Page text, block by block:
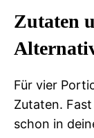
Zutaten
Für vier
Zutaten.
schon in